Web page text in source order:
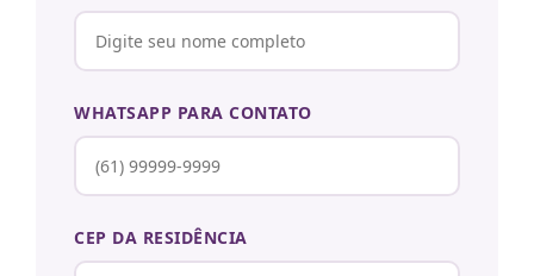
WHATSAPP PARA CONTATO
CEP DA RESIDÊNCIA